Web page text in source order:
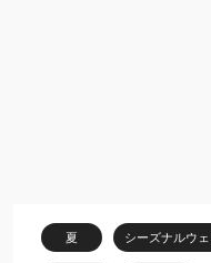
夏 シーズナルウェ